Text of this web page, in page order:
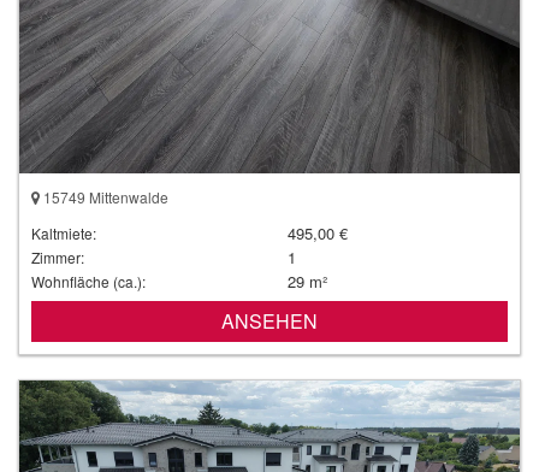
15749 Mittenwalde
Kaltmiete:
495,00 €
Zimmer: 1
Wohnfläche (ca.): 29 m²
ANSEHEN